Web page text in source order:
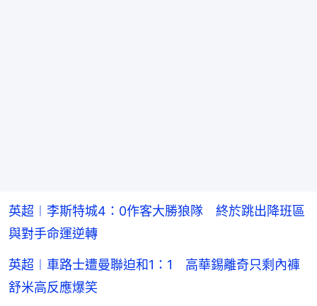
英超︱李斯特城4：0作客大勝狼隊 終於跳出降班區
與對手命運逆轉
英超︱車路士遭曼聯迫和1：1 高華錫離奇只剩內褲
舒米高反應爆笑